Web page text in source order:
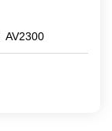
AV2300